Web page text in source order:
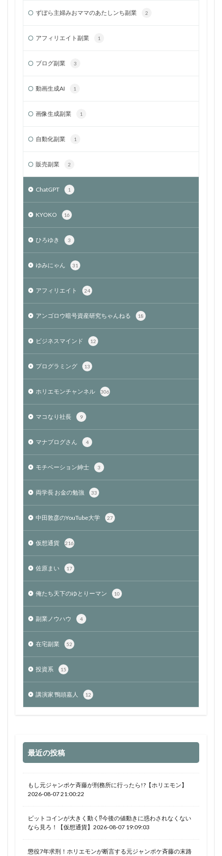
ずぼら主婦みおママのあたしンち副業 2
アフィリエイト副業 1
ブログ副業 3
動画生成AI 1
画像生成副業 1
自動化副業 1
販売副業 2
ChatGPT 1
KYOKO 16
ひろゆき 3
ゆみにゃん 31
アフィリエイト 24
アンゴロウ暗号資産研究ちゃんねる 18
ビジネスマインド 12
プログラミング 13
ホリエモンチャンネル 306
マコなり社長 9
マナブログさん 4
モチベーション紳士 3
両学長 お金の勉強 33
中田敦彦のYouTube大学 27
仮想通貨 216
佐原まい 17
俺たち天下のゆとりーマン 10
副業ノウハウ 4
在宅副業 52
投資系 15
講演家 鴨頭嘉人 12
最近の投稿
もし元ジャンポケ斉藤が刑務所に行ったら!?【ホリエモン】
2026-08-07 21:00:22
ビットコインが大きく動く⁉今後の値動きに惑わされなくない
なら見ろ！【仮想通貨】2026-08-07 19:09:03
懲役7年求刑！ホリエモンが断言する元ジャンポケ斉藤の末路